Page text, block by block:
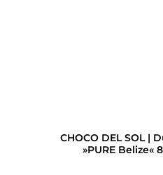
CHOCO DEL SOL |
»PURE Belize«